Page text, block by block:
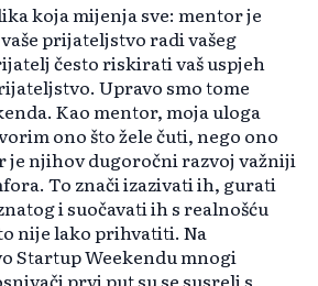
koja mijenja sve: mentor je
prijateljstvo radi vašeg
često riskirati vaš uspjeh
Upravo smo tome
Kao mentor, moja uloga
ono što žele čuti, nego ono
je njihov dugoročni razvoj važniji
To znači izazivati ih, gurati
i suočavati ih s realnošću
nije lako prihvatiti. Na
Startup Weekendu mnogi